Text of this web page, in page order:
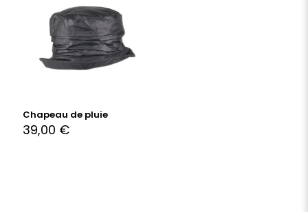
Chapeau de pluie
39,00 €